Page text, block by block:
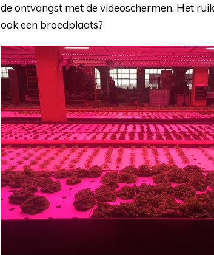
de ontvangst met de videoschermen. Het
ook een broedplaats?